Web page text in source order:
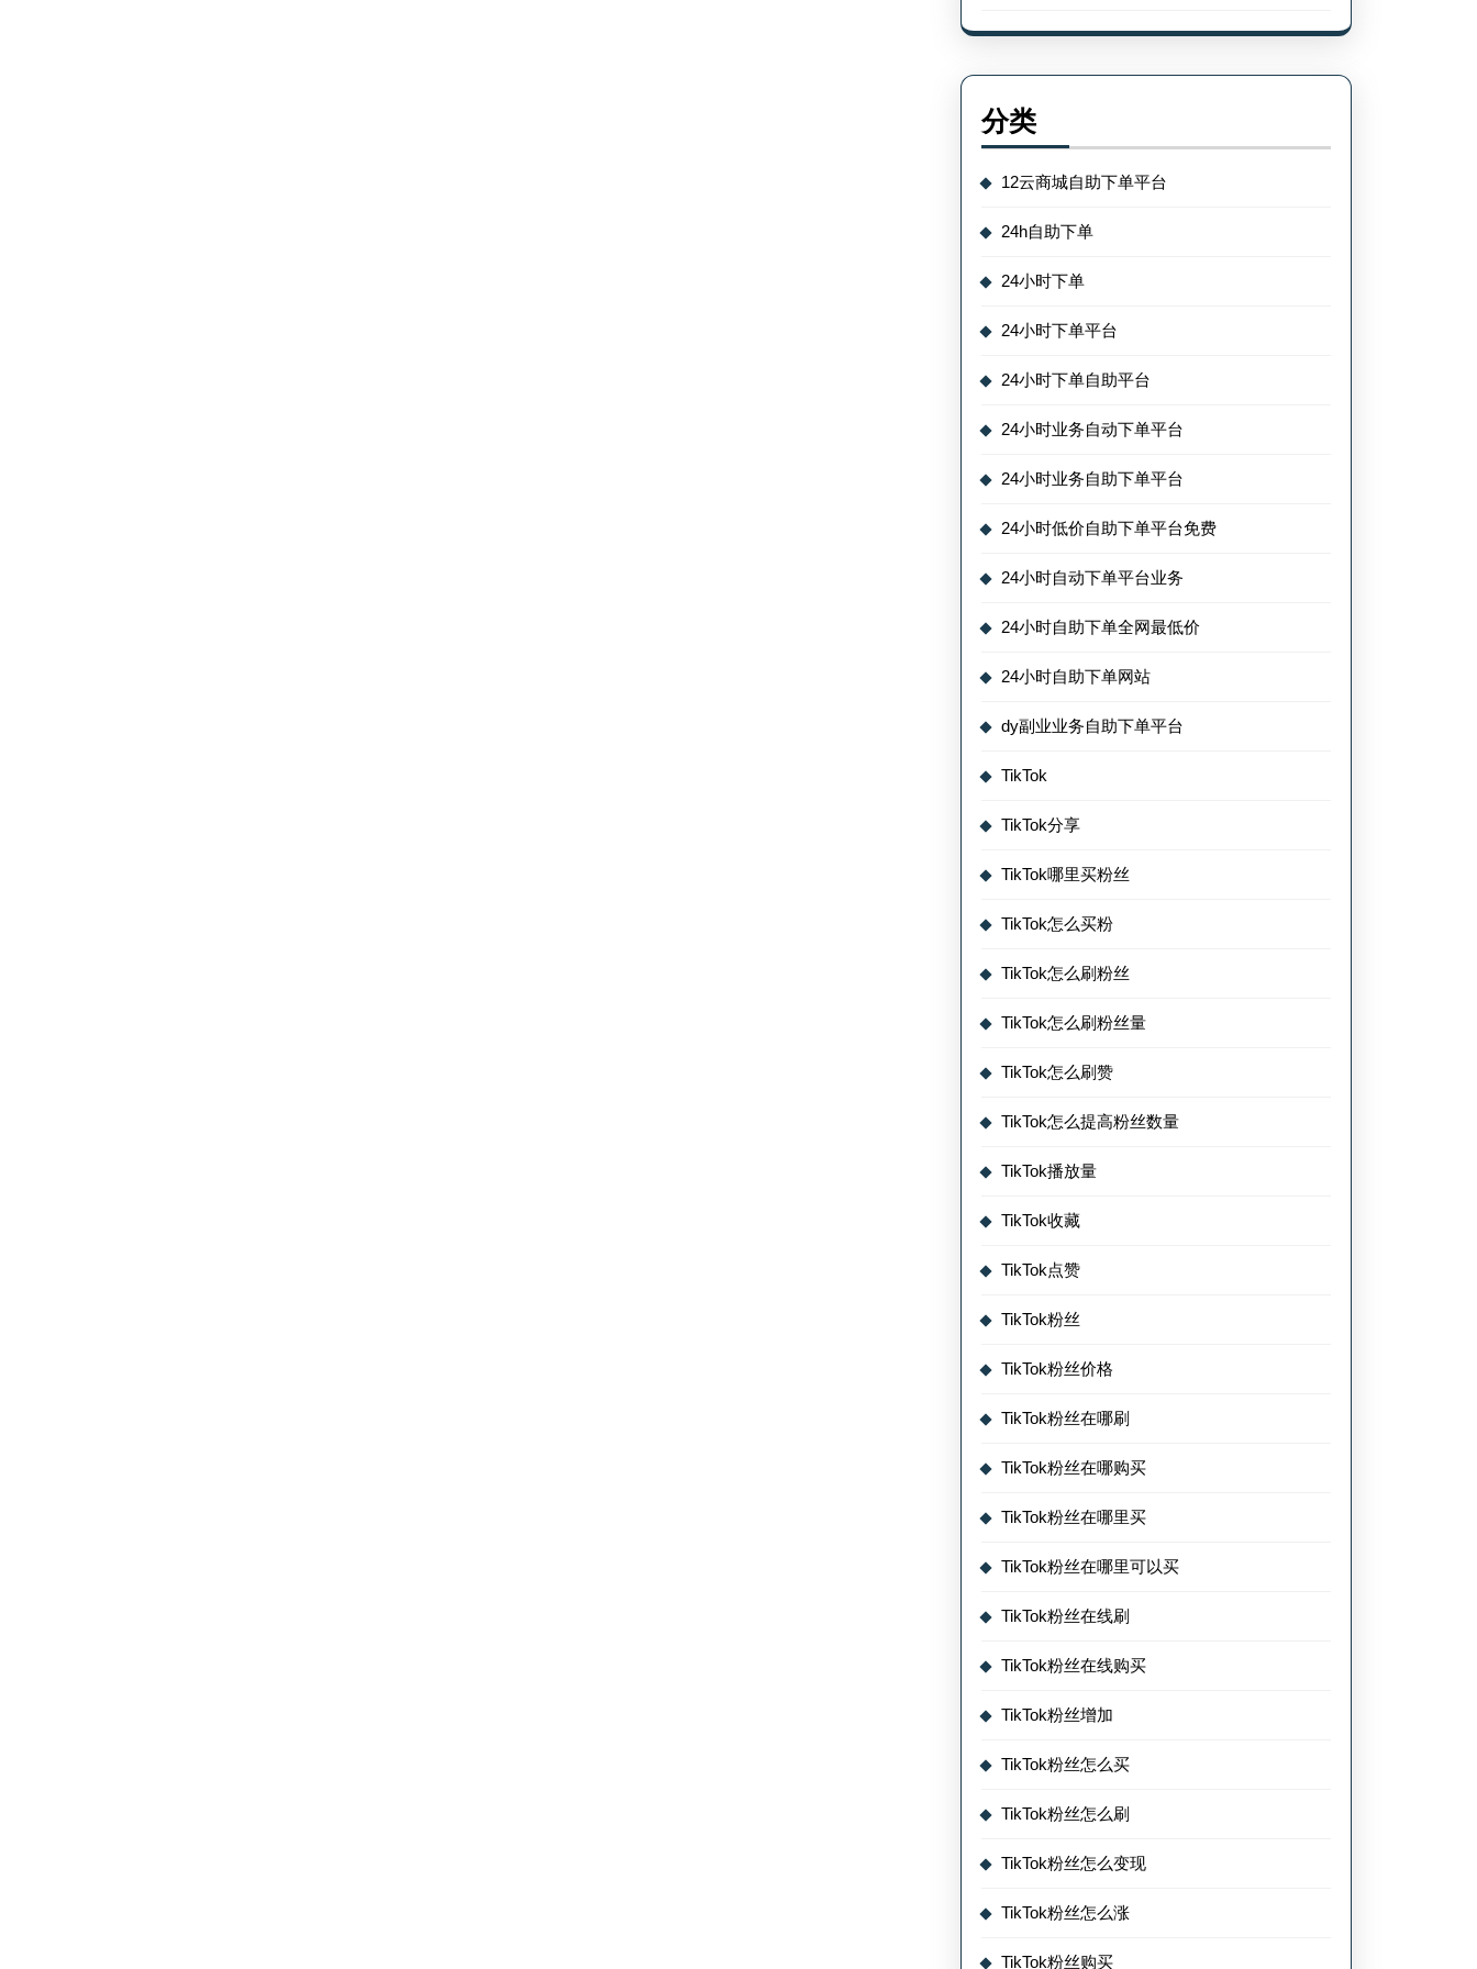
分类
12云商城自助下单平台
24h自助下单
24小时下单
24小时下单平台
24小时下单自助平台
24小时业务自动下单平台
24小时业务自助下单平台
24小时低价自助下单平台免费
24小时自动下单平台业务
24小时自助下单全网最低价
24小时自助下单网站
dy副业业务自助下单平台
TikTok
TikTok分享
TikTok哪里买粉丝
TikTok怎么买粉
TikTok怎么刷粉丝
TikTok怎么刷粉丝量
TikTok怎么刷赞
TikTok怎么提高粉丝数量
TikTok播放量
TikTok收藏
TikTok点赞
TikTok粉丝
TikTok粉丝价格
TikTok粉丝在哪刷
TikTok粉丝在哪购买
TikTok粉丝在哪里买
TikTok粉丝在哪里可以买
TikTok粉丝在线刷
TikTok粉丝在线购买
TikTok粉丝增加
TikTok粉丝怎么买
TikTok粉丝怎么刷
TikTok粉丝怎么变现
TikTok粉丝怎么涨
TikTok粉丝购买